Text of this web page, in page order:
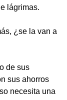
lágrimas.
¿se la van a
de sus
sus ahorros
necesita una